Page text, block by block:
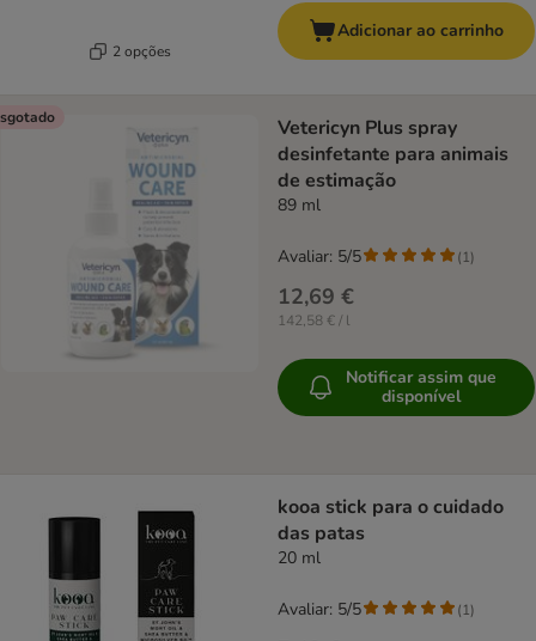
2 opções
Adicionar ao carrinho
Vetericyn Plus spray
desinfetante para animais
de estimação
89 ml
12,69 €
142,58 € / l
Avaliar: 5/5 (1)
Notificar assim que
disponível
kooa stick para o cuidado
das patas
20 ml
Avaliar: 5/5 (1)